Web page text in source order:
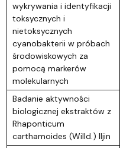
wykrywania i identyfikacji
toksycznych i
nietoksycznych
cyanobakterii w próbach
środowiskowych za
pomocą markerów
molekularnych
Badanie aktywności
biologicznej ekstraktów z
Rhaponticum
carthamoides (Willd.) Iljin